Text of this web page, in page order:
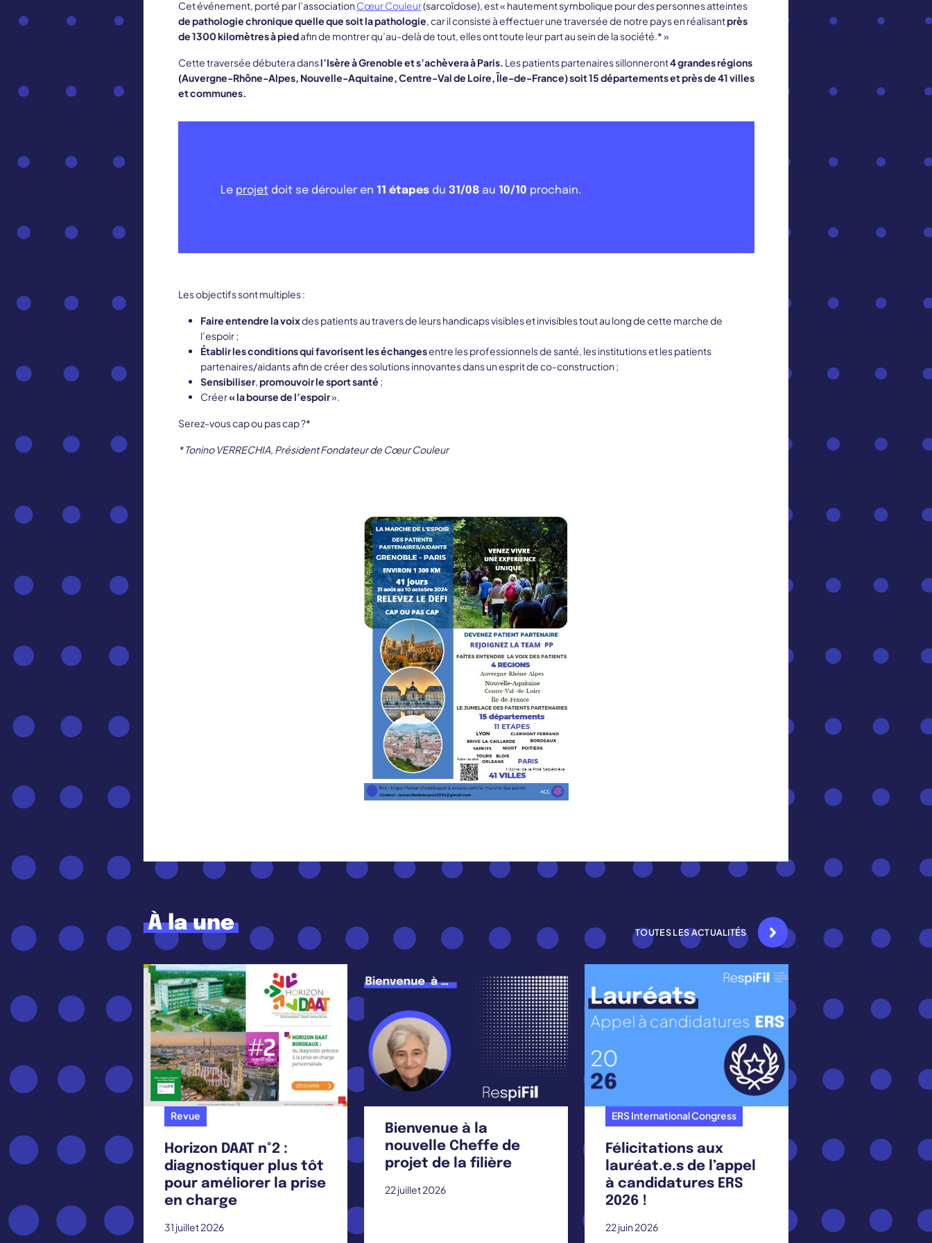
Cet événement, porté par l’association Cœur Couleur(sarcoïdose), est « hautement symbolique pour des personnes atteintes
de pathologie chronique quelle que soit la pathologie, car il consiste à effectuer une traversée de notre pays en réalisantprès
de 1300 kilomètres à piedafin de montrer qu’au-delà de tout, elles ont toute leur part au sein de la société.* »
Cette traversée débutera dansl’Isère à Grenoble et s’achèvera à Paris. Les patients partenaires sillonneront4 grandes régions
(Auvergne-Rhône-Alpes, Nouvelle-Aquitaine, Centre-Val de Loire, Île-de-France) soit 15 départements et près de 41 villes
et communes.
Le projetdoit se dérouler en 11 étapes du 31/08 au 10/10 prochain.
Les objectifs sont multiples :
Faire entendre la voixdes patients au travers de leurs handicaps visibles et invisibles tout au long de cette marche de
l’espoir ;
Établir les conditions qui favorisent les échangesentre les professionnels de santé, les institutions et les patients
partenaires/aidants afin de créer des solutions innovantes dans un esprit de co‑construction ;
Sensibiliser,promouvoir le sport santé ;
Créer«la bourse de l’espoir».
Serez-vous cap ou pas cap ?*
* Tonino VERRECHIA, Président Fondateur de Cœur Couleur
À la une TOUTES LES ACTUALITÉS
Revue
Horizon DAAT n°2 :
diagnostiquer plus tôt
pour améliorer la prise
en charge
31 juillet 2026
Bienvenue à la
nouvelle Cheffe de
projet de la filière
22 juillet 2026
ERS International Congress
Félicitations aux
lauréat.e.s de l’appel
à candidatures ERS
2026 !
22 juin 2026